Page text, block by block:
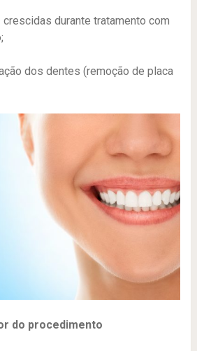
durante tratamento com
dos dentes (remoção de placa
do procedimento